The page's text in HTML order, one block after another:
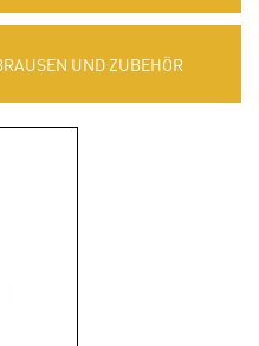
UND ZUBEHÖR